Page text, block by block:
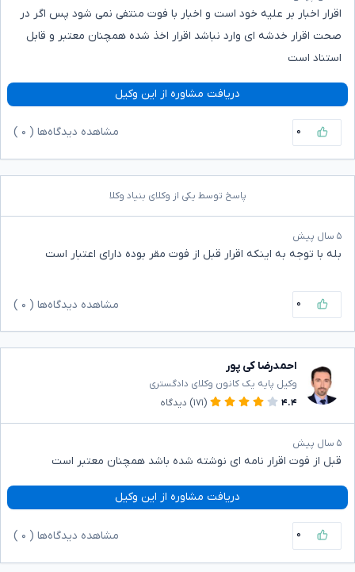
اقرار اخبار بر علیه خود است و اخبار با فوت منتفی نمی شود پس اگر در
صحت اقرار خدشه ای وارد نباشد اقرار اخذ شده همچنان معتبر و قابل
استناد است
دریافت مشاوره از این وکیل
۰ مشاهده دیدگاه‌ها ( ۰
پاسخ توسط یکی از وکلای بنیاد وکلا
۵ سال پیش
بله با توجه به اینکه اقرار قبل از فوت مقر بوده دارای اعتبار است
۰ مشاهده دیدگاه‌ها ( ۰
احمدرضا کی پور
وکیل پایه یک کانون وکلای دادگستری
۴.۴
(۱۷۱) دیدگاه
۵ سال پیش
قبل از فوت اقرار نامه ای نوشته شده باشد همچنان معتبر است
دریافت مشاوره از این وکیل
۰ مشاهده دیدگاه‌ها ( ۰